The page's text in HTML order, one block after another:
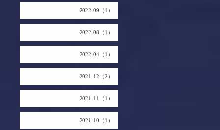
2022-09（1）
2022-08（1）
2022-04（1）
2021-12（2）
2021-11（1）
2021-10（1）